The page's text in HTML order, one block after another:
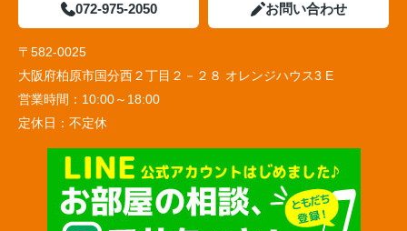
072-975-2050 お問い合わせ
〒582-0025
大阪府柏原市国分西２丁目２－２８ オレンジハウス3 E
営業時間： 10:00～18:00
定休日： 不定休